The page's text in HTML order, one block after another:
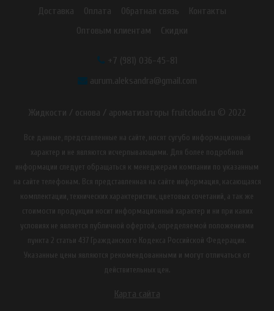
Доставка Оплата Обратная связь
Контакты
Оптовым клиентам
Скидки
+7 (981) 036-45-81
aurum.aleksandra@gmail.com
Жидкости / основа / ароматизаторы fruitcloud.ru © 2022
Все данные, представленные на сайте, носят сугубо информационный
характер и не являются исчерпывающими. Для более подробной
информации следует обращаться к менеджерам компании по указанным
на сайте телефонам. Вся представленная на сайте информация, касающаяся
комплектации, технических характеристик, цветовых сочетаний, а так же
стоимости продукции носит информационный характер и ни при каких
условиях не является публичной офертой, определяемой положениями
пункта 2 статьи 437 Гражданского Кодекса Российской Федерации.
Указанные цены являются рекомендованными и могут отличаться от
действительных цен.
Карта сайта